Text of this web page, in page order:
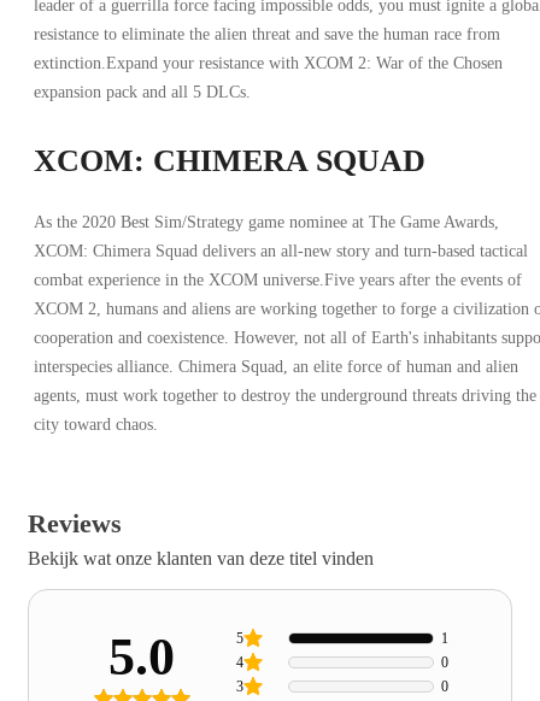
leader of a guerrilla force facing impossible odds, you must ignite a
resistance to eliminate the alien threat and save the human race from
extinction.Expand your resistance with XCOM 2: War of the Chosen
expansion pack and all 5 DLCs.
XCOM: CHIMERA SQUAD
As the 2020 Best Sim/Strategy game nominee at The Game Awards,
XCOM: Chimera Squad delivers an all-new story and turn-based tactical
combat experience in the XCOM universe.Five years after the events of
XCOM 2, humans and aliens are working together to forge a civilization
cooperation and coexistence. However, not all of Earth's inhabitants
interspecies alliance. Chimera Squad, an elite force of human and alien
agents, must work together to destroy the underground threats driving the
city toward chaos.
Reviews
Bekijk wat onze klanten van deze titel vinden
5.0 3 0
4 0
5 1